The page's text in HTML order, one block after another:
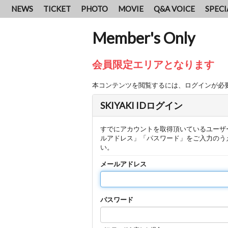
NEWS TICKET PHOTO MOVIE Q&A VOICE
Member's Only
会員限定エリアとなります
本コンテンツを閲覧するには、ログインが必
SKIYAKI IDログイン
すでにアカウントを取得頂いているユー
ルアドレス」「パスワード」をご入力の
い。
メールアドレス
パスワード